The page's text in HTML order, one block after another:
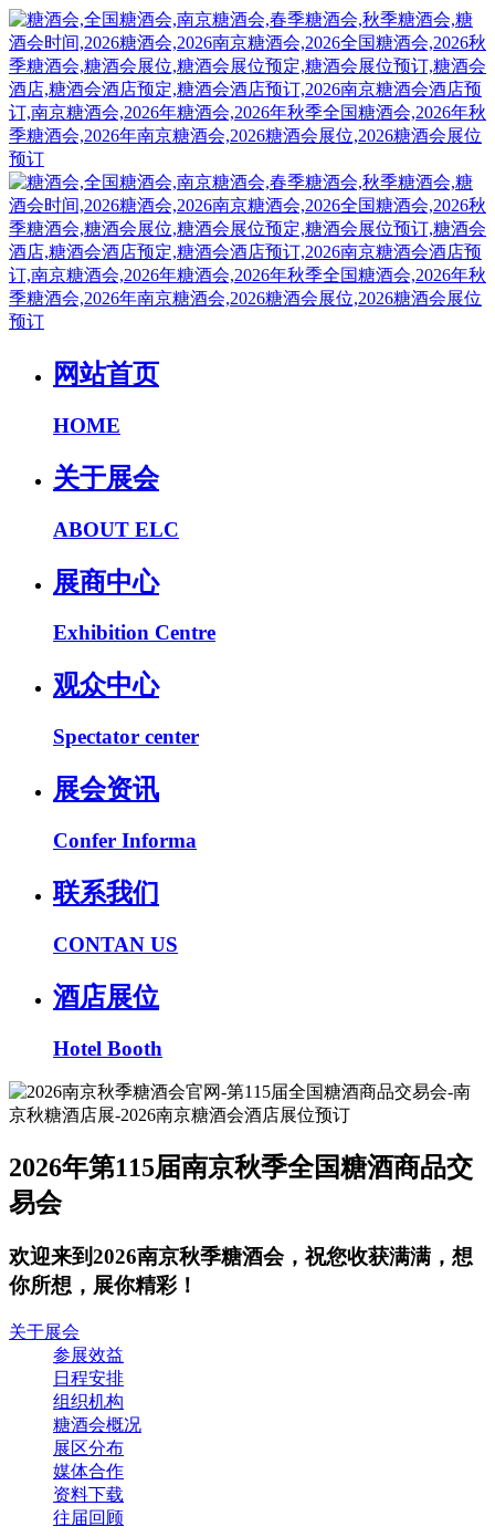
网站首页
HOME
关于展会
ABOUT ELC
展商中心
Exhibition Centre
观众中心
Spectator center
展会资讯
Confer Informa
联系我们
CONTAN US
酒店展位
Hotel Booth
2026年第115届南京秋季全国糖酒商品交
易会
欢迎来到2026南京秋季糖酒会，祝您收获满满，想
你所想，展你精彩！
关于展会
参展效益
日程安排
组织机构
糖酒会概况
展区分布
媒体合作
资料下载
往届回顾